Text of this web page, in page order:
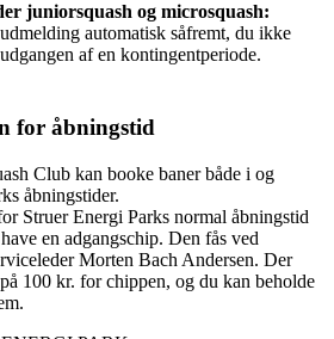
juniorsquash og microsquash:
automatisk såfremt, du ikke
af en kontingentperiode.
for åbningstid
Club kan booke baner både i og
åbningstider.
Struer Energi Parks normal åbningstid
en adgangschip. Den fås ved
Morten Bach Andersen. Der
100 kr. for chippen, og du kan beholde